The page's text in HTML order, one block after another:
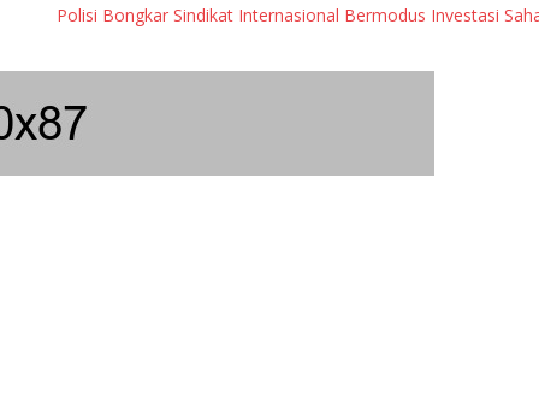
Polisi Bongkar Sindikat Internasional Bermodus Investasi Saham &